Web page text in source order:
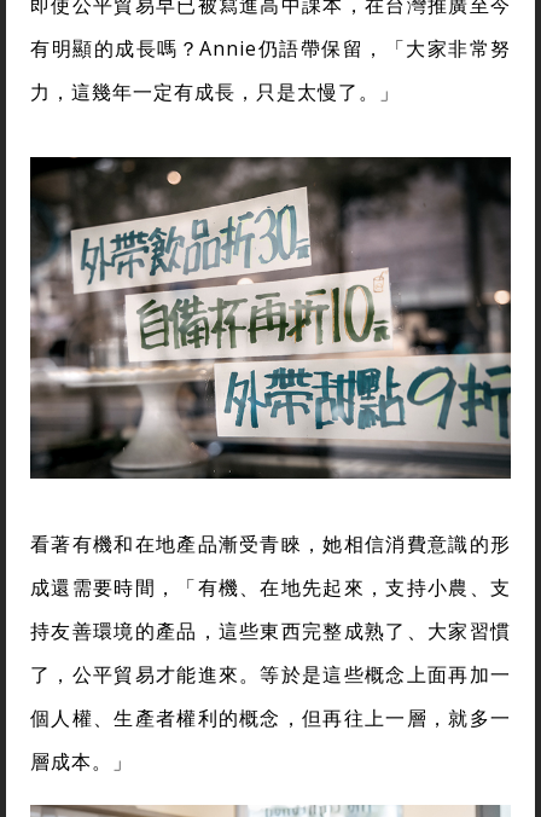
即使公平貿易早已被寫進高中課本，在台灣推廣至今
有明顯的成長嗎？Annie仍語帶保留，「大家非常努
力，這幾年一定有成長，只是太慢了。」
看著有機和在地產品漸受青睞，她相信消費意識的形
成還需要時間，「有機、在地先起來，支持小農、支
持友善環境的產品，這些東西完整成熟了、大家習慣
了，公平貿易才能進來。等於是這些概念上面再加一
個人權、生產者權利的概念，但再往上一層，就多一
層成本。」